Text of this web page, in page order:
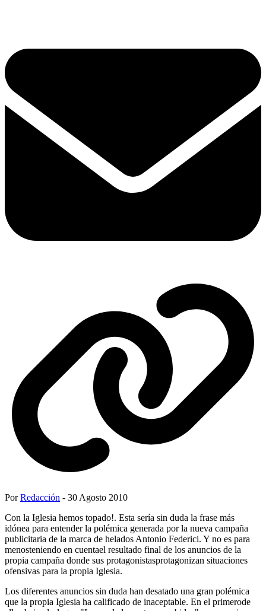
PorRedacción - 30 Agosto 2010
Con la Iglesia hemos topado!. Esta sería sin duda la frase más
idónea para entender la polémica generada por la nueva campaña
publicitaria de la marca de helados Antonio Federici. Y no es para
menosteniendo en cuentael resultado final de los anuncios de la
propia campaña donde sus protagonistasprotagonizan situaciones
ofensivas para la propia Iglesia.
Los diferentes anuncios sin duda han desatado una gran polémica
que la propia Iglesia ha calificado de inaceptable. En el primerode